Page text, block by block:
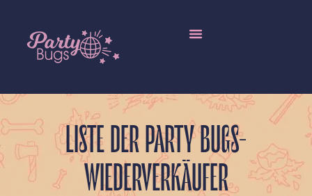
LISTE DER PARTY BUGS-
WIEDERVERKÄUFER